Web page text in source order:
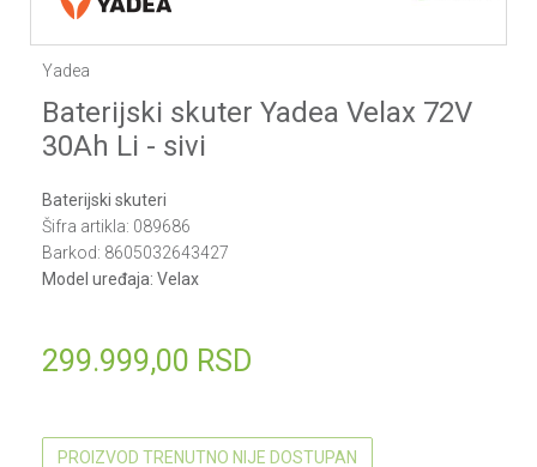
Yadea
Baterijski skuter Yadea Velax 72V
30Ah Li - sivi
Baterijski skuteri
Šifra artikla: 089686
Barkod: 8605032643427
Model uređaja: Velax
299.999,00 RSD
PROIZVOD TRENUTNO NIJE DOSTUPAN